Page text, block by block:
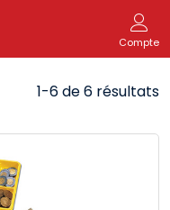
Compte
1-6 de 6 résultats